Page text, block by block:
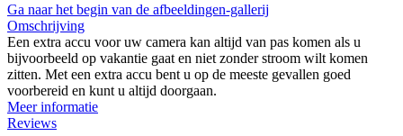
Ga naar het begin van de afbeeldingen-gallerij
Omschrijving
Een extra accu voor uw camera kan altijd van pas komen als u
bijvoorbeeld op vakantie gaat en niet zonder stroom wilt komen
zitten. Met een extra accu bent u op de meeste gevallen goed
voorbereid en kunt u altijd doorgaan.
Meer informatie
Reviews